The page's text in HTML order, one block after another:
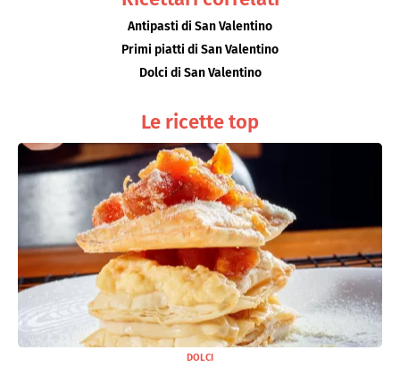
Antipasti di San Valentino
Primi piatti di San Valentino
Dolci di San Valentino
Le ricette top
DOLCI